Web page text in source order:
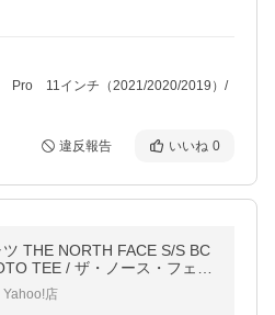
Pro 11インチ（2021/2020/2019）/
違反報告 いいね 0
THE NORTH FACE S/S BC
TEE / ザ・ノース・フェイ
ーブ ベースキ
Yahoo!店